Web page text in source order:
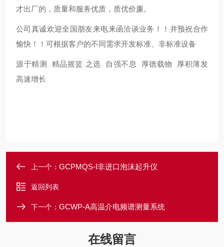
才出厂的，质量和服务优质，质优价廉。
公司真诚欢迎全国朋友来电来函洽谈业务！！并预祝合作
愉快！！可根据客户的不同需求开发标准、非标准设备
源于精测 精品摇篮 之选 自强不息 厚德载物 厚积薄发
高速增长
上一个： GCPMQS-I非进口泡沫起升仪
返回列表
下一个： GCWP-A高温介电频谱测量系统
在线留言